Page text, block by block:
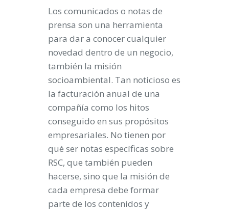
Los comunicados o notas de
prensa son una herramienta
para dar a conocer cualquier
novedad dentro de un negocio,
también la misión
socioambiental. Tan noticioso es
la facturación anual de una
compañía como los hitos
conseguido en sus propósitos
empresariales. No tienen por
qué ser notas específicas sobre
RSC, que también pueden
hacerse, sino que la misión de
cada empresa debe formar
parte de los contenidos y